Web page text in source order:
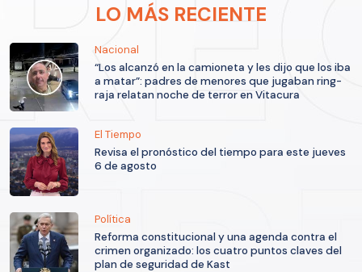
LO MÁS RECIENTE
Nacional
“Los alcanzó en la camioneta y les dijo que los iba
a matar”: padres de menores que jugaban ring-
raja relatan noche de terror en Vitacura
El Tiempo
Revisa el pronóstico del tiempo para este jueves
6 de agosto
Política
Reforma constitucional y una agenda contra el
crimen organizado: los cuatro puntos claves del
plan de seguridad de Kast